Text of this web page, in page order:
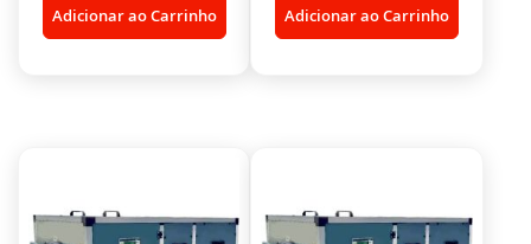
Adicionar ao Carrinho Adicionar ao Carrinho